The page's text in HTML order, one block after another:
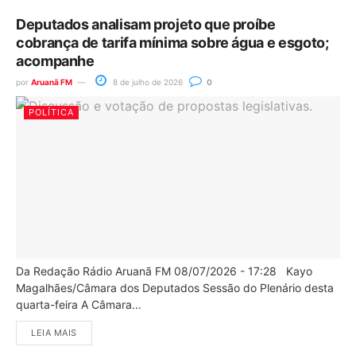
Deputados analisam projeto que proíbe
cobrança de tarifa mínima sobre água e esgoto;
acompanhe
por Aruanã FM 8 de julho de 2026 0
POLÍTICA
Da Redação Rádio Aruanã FM 08/07/2026 - 17:28 Kayo
Magalhães/Câmara dos Deputados Sessão do Plenário desta
quarta-feira A Câmara...
LEIA MAIS